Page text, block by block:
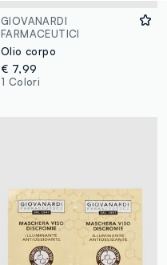
GIOVANARDI
FARMACEUTICI
Olio corpo
€ 7,99
1 Colori